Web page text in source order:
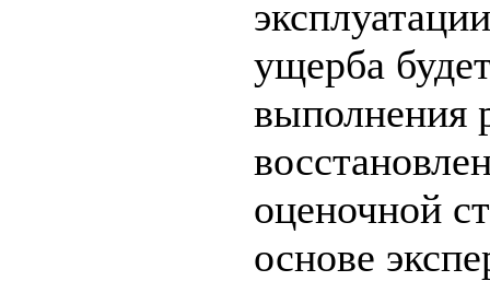
ущерба
выполнения
оценочной
основе